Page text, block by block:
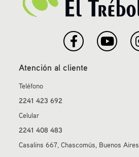
Atención al cliente
Teléfono
2241 423 692
Celular
2241 408 483
Casalins 667, Chascomús, Buenos Aires